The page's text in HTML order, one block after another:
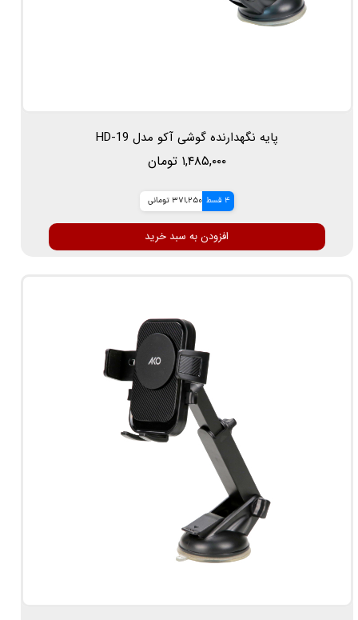
پایه نگهدارنده گوشی آکو مدل HD-19
۱,۴۸۵,۰۰۰ تومان
4 قسط 371,250 تومانی
افزودن به سبد خرید